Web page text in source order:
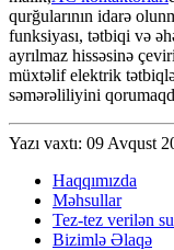
qurğularının idarə
funksiyası, tətbiqi və
ayrılmaz hissəsinə
müxtəlif elektrik
səmərəliliyini
Yazı vaxtı: 09 Avqust
Haqqımızda
Məhsullar
Tez-tez verilən
Bizimlə Əlaqə